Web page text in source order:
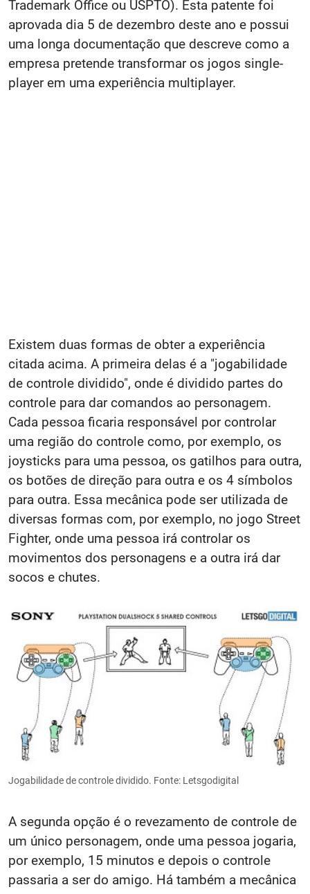
Trademark Office ou USPTO). Esta patente foi
aprovada dia 5 de dezembro deste ano e possui
uma longa documentação que descreve como a
empresa pretende transformar os jogos single-
player em uma experiência multiplayer.
Existem duas formas de obter a experiência
citada acima. A primeira delas é a "jogabilidade
de controle dividido", onde é dividido partes do
controle para dar comandos ao personagem.
Cada pessoa ficaria responsável por controlar
uma região do controle como, por exemplo, os
joysticks para uma pessoa, os gatilhos para outra,
os botões de direção para outra e os 4 símbolos
para outra. Essa mecânica pode ser utilizada de
diversas formas com, por exemplo, no jogo Street
Fighter, onde uma pessoa irá controlar os
movimentos dos personagens e a outra irá dar
socos e chutes.
Jogabilidade de controle dividido. Fonte: Letsgodigital
A segunda opção é o revezamento de controle de
um único personagem, onde uma pessoa jogaria,
por exemplo, 15 minutos e depois o controle
passaria a ser do amigo. Há também a mecânica